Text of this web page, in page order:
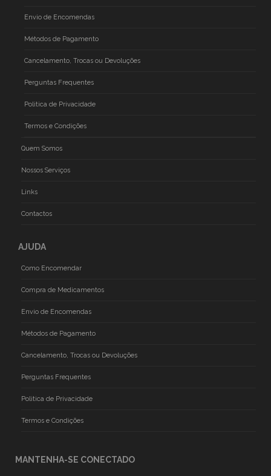
Envio de Encomendas
Métodos de Pagamento
Cancelamento, Trocas ou Devoluções
Perguntas Frequentes
Politica de Privacidade
Termos e Condições
Quem Somos
Nossos Serviços
Links
Contactos
AJUDA
Como Encomendar
Compra de Medicamentos
Envio de Encomendas
Métodos de Pagamento
Cancelamento, Trocas ou Devoluções
Perguntas Frequentes
Politica de Privacidade
Termos e Condições
MANTENHA-SE CONECTADO